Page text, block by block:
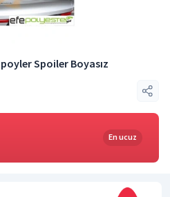
Spoiler Boyasız
En ucuz